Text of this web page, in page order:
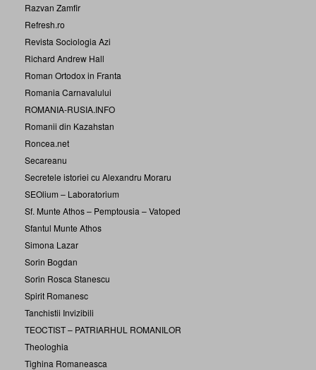
Razvan Zamfir
Refresh.ro
Revista Sociologia Azi
Richard Andrew Hall
Roman Ortodox in Franta
Romania Carnavalului
ROMANIA-RUSIA.INFO
Romanii din Kazahstan
Roncea.net
Secareanu
Secretele istoriei cu Alexandru Moraru
SEOlium – Laboratorium
Sf. Munte Athos – Pemptousia – Vatoped
Sfantul Munte Athos
Simona Lazar
Sorin Bogdan
Sorin Rosca Stanescu
Spirit Romanesc
Tanchistii Invizibili
TEOCTIST – PATRIARHUL ROMANILOR
Theologhia
Tighina Romaneasca